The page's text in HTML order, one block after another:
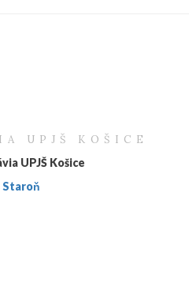
UPJŠ KOŠICE
UPJŠ Košice
Staroň